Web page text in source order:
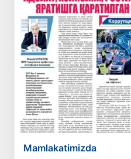
Mamlakatimizda